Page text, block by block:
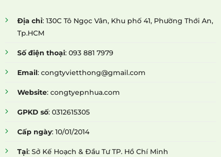
Địa chỉ: 130C Tô Ngọc Vân, Khu phố 41, Phường Thới An,
Tp.HCM
Số điện thoại: 093 881 7979
Email: congtyvietthong@gmail.com
Website: congtyepnhua.com
GPKD số: 0312615305
Cấp ngày: 10/01/2014
Tại: Sở Kế Hoạch & Đầu Tư TP. Hồ Chí Minh